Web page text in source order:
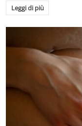
Leggi di più